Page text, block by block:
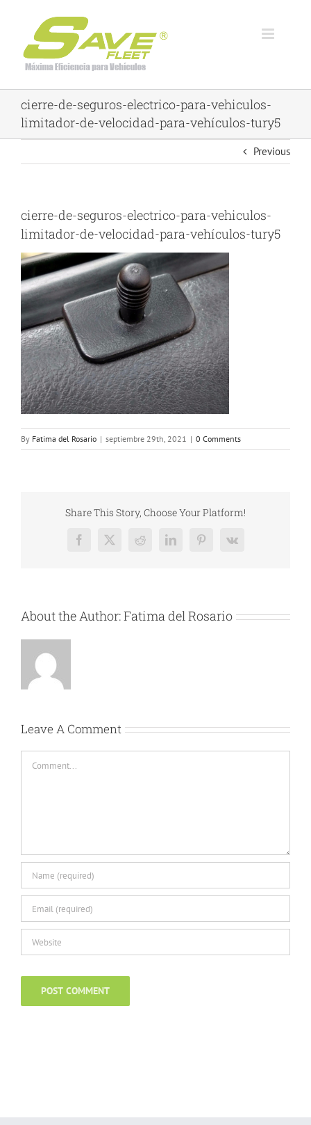
content
cierre-de-seguros-electrico-para-vehiculos-
limitador-de-velocidad-para-vehículos-tury5
Previous
cierre-de-seguros-electrico-para-vehiculos-
limitador-de-velocidad-para-vehículos-tury5
By Fatima del Rosario | septiembre 29th, 2021 | 0 Comments
Share This Story, Choose Your Platform!
Facebook
X RedditLinkedInPinterest
Vk
About the Author:Fatima del Rosario
Leave A Comment